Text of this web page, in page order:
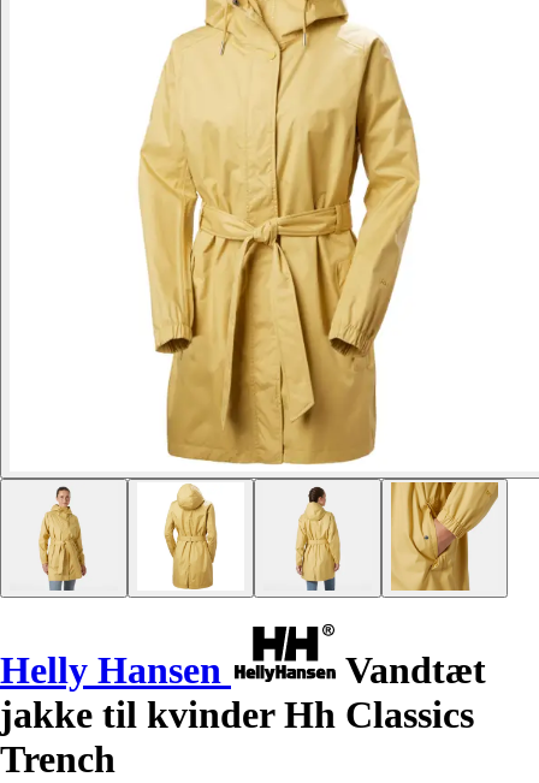
Helly Hansen
Vandtæt
jakke til kvinder Hh Classics
Trench